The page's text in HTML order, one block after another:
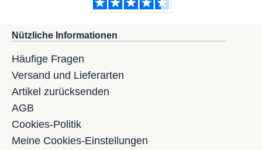
Nützliche Informationen
Häufige Fragen
Versand und Lieferarten
Artikel zurücksenden
AGB
Cookies-Politik
Meine Cookies-Einstellungen